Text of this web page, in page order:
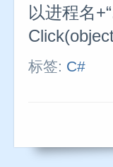
以进程名
标签: C#